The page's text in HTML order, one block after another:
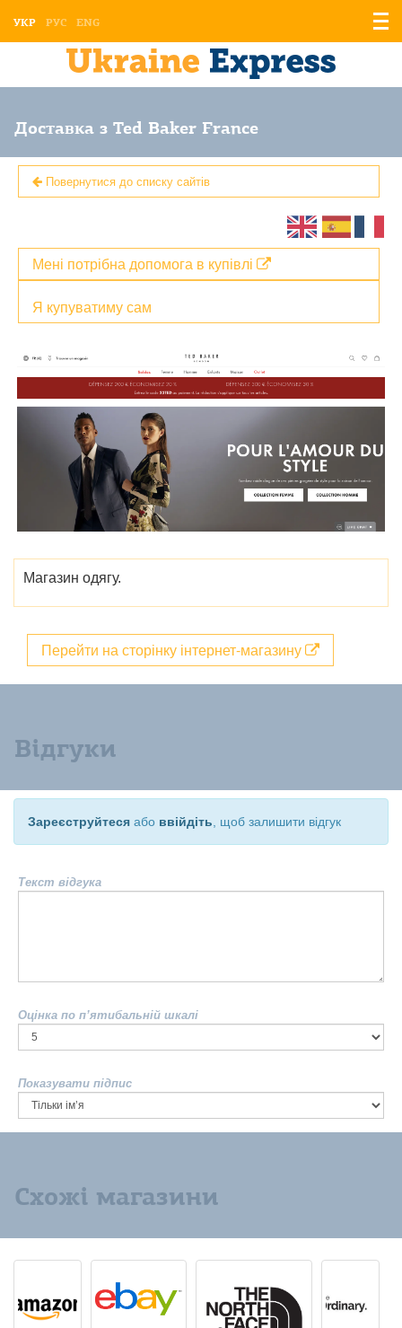
УКР РУС ENG
Доставка з Ted Baker France
Повернутися до списку сайтів
Я купуватиму сам
Мені потрібна допомога в купівлі
Магазин одягу.
Перейти на сторінку інтернет-магазину
Відгуки
Зареєструйтеся або ввійдіть , щоб залишити відгук
Текст відгука
Оцінка по п’ятибальній шкалі
Показувати підпис
Схожі магазини